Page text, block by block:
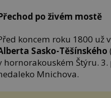
po živém mostě
koncem roku 1800 už
Sasko-Těšínského
hornorakouském Štýru.
Mnichova.